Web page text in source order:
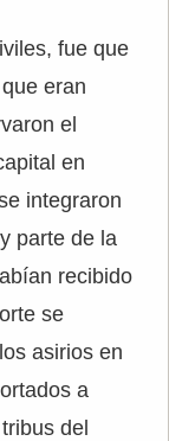
fue que
eran
el
en
integraron
parte de la
recibido
se
asirios en
a
del